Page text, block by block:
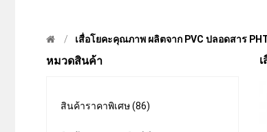
เสื่อโยคะคุณภาพ ผลิตจาก PVC ปลอดสาร
หมวดสินค้า
สินค้าราคาพิเศษ (86)